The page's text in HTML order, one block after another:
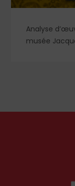
Analyse
musée
dans un